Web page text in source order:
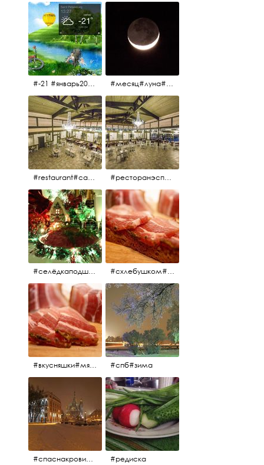
#-21 #январь2017 #зима2017 #санктпетербург2017 #месяц#луна#африканскаялуна#moon#moon🌙
#restaurant#candidates #aspila #restaurantaspils ресторан#ресторанэспиля#эспланада#концертнаяэстрада #ресторанэспиля#restaurantaspils#aspila#candidates#эспланада#концертнаяэстрада
#селёдкаподшубой#основноеблюдо#новыйгод#шампанское#праздник #схлебушком#мясо
#вкусняшки#мясо #спб#зима
#спаснакрови#зима#спб #редиска